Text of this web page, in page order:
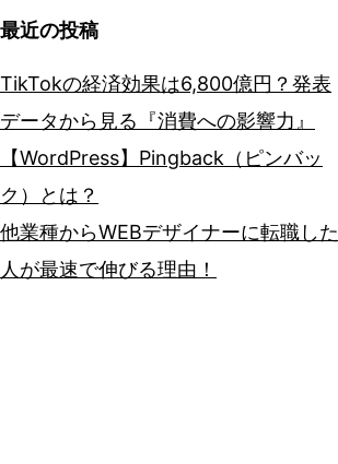
最近の投稿
TikTokの経済効果は6,800億円？発表
データから見る『消費への影響力』
【WordPress】Pingback（ピンバッ
ク）とは？
他業種からWEBデザイナーに転職した
人が最速で伸びる理由！